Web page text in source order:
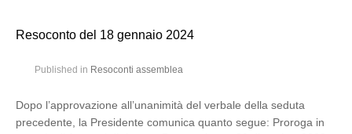
Resoconto del 18 gennaio 2024
Published in Resoconti assemblea
Dopo l’approvazione all’unanimità del verbale della seduta
precedente, la Presidente comunica quanto segue: Proroga in